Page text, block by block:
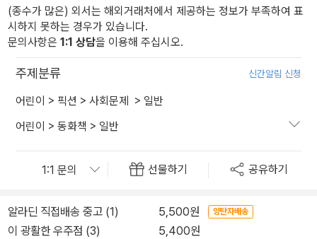
(종수가 많은) 외서는 해외거래처에서 제공하는 정보가 부족하여 표
시하지 못하는 경우가 있습니다.
문의사항은 1:1 상담을 이용해 주십시오.
주제분류 신간알림 신청
어린이 > 픽션 > 사회문제 > 일반
어린이 > 동화책 > 일반
선물하기 공유하기
알라딘 직접배송 중고 (1) 5,500원 양탄자배송
이 광활한 우주점 (3)
5,400원